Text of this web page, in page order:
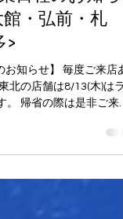
日程のお知ら
・弘前・札
>
知らせ】 毎度ご来店あ
帰省の際は是非ご来